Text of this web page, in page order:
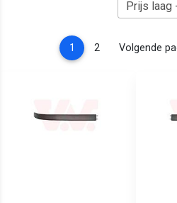
1 (current)
2 Volgende